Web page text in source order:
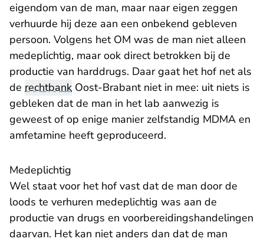
eigendom van de man, maar naar eigen zeggen
verhuurde hij deze aan een onbekend gebleven
persoon. Volgens het OM was de man niet alleen
medeplichtig, maar ook direct betrokken bij de
productie van harddrugs. Daar gaat het hof net als
de rechtbank Oost-Brabant niet in mee: uit niets is
gebleken dat de man in het lab aanwezig is
geweest of op enige manier zelfstandig MDMA en
amfetamine heeft geproduceerd.
Medeplichtig
Wel staat voor het hof vast dat de man door de
loods te verhuren medeplichtig was aan de
productie van drugs en voorbereidingshandelingen
daarvan. Het kan niet anders dan dat de man